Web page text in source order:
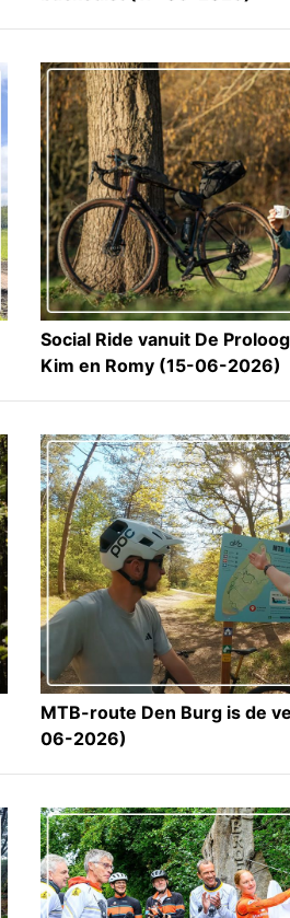
Social Ride vanuit De
Kim en Romy (15-06-2026)
MTB-route Den Burg is de
06-2026)